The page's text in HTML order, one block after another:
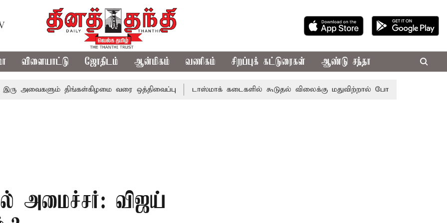
விளையாட்டு ஜோதிடம் ஆன்மிகம் வணிகம் சிறப்புக் கட்டுரைகள் ஆண்டு சந்தா
திங்கள்கிழமை வரை ஒத்திவைப்பு டாஸ்மாக் கடைகளில் கூடுதல் விலைக்கு மதுவிற்றால் போலீசில் புகார்
அமைச்சர்: விஜய்